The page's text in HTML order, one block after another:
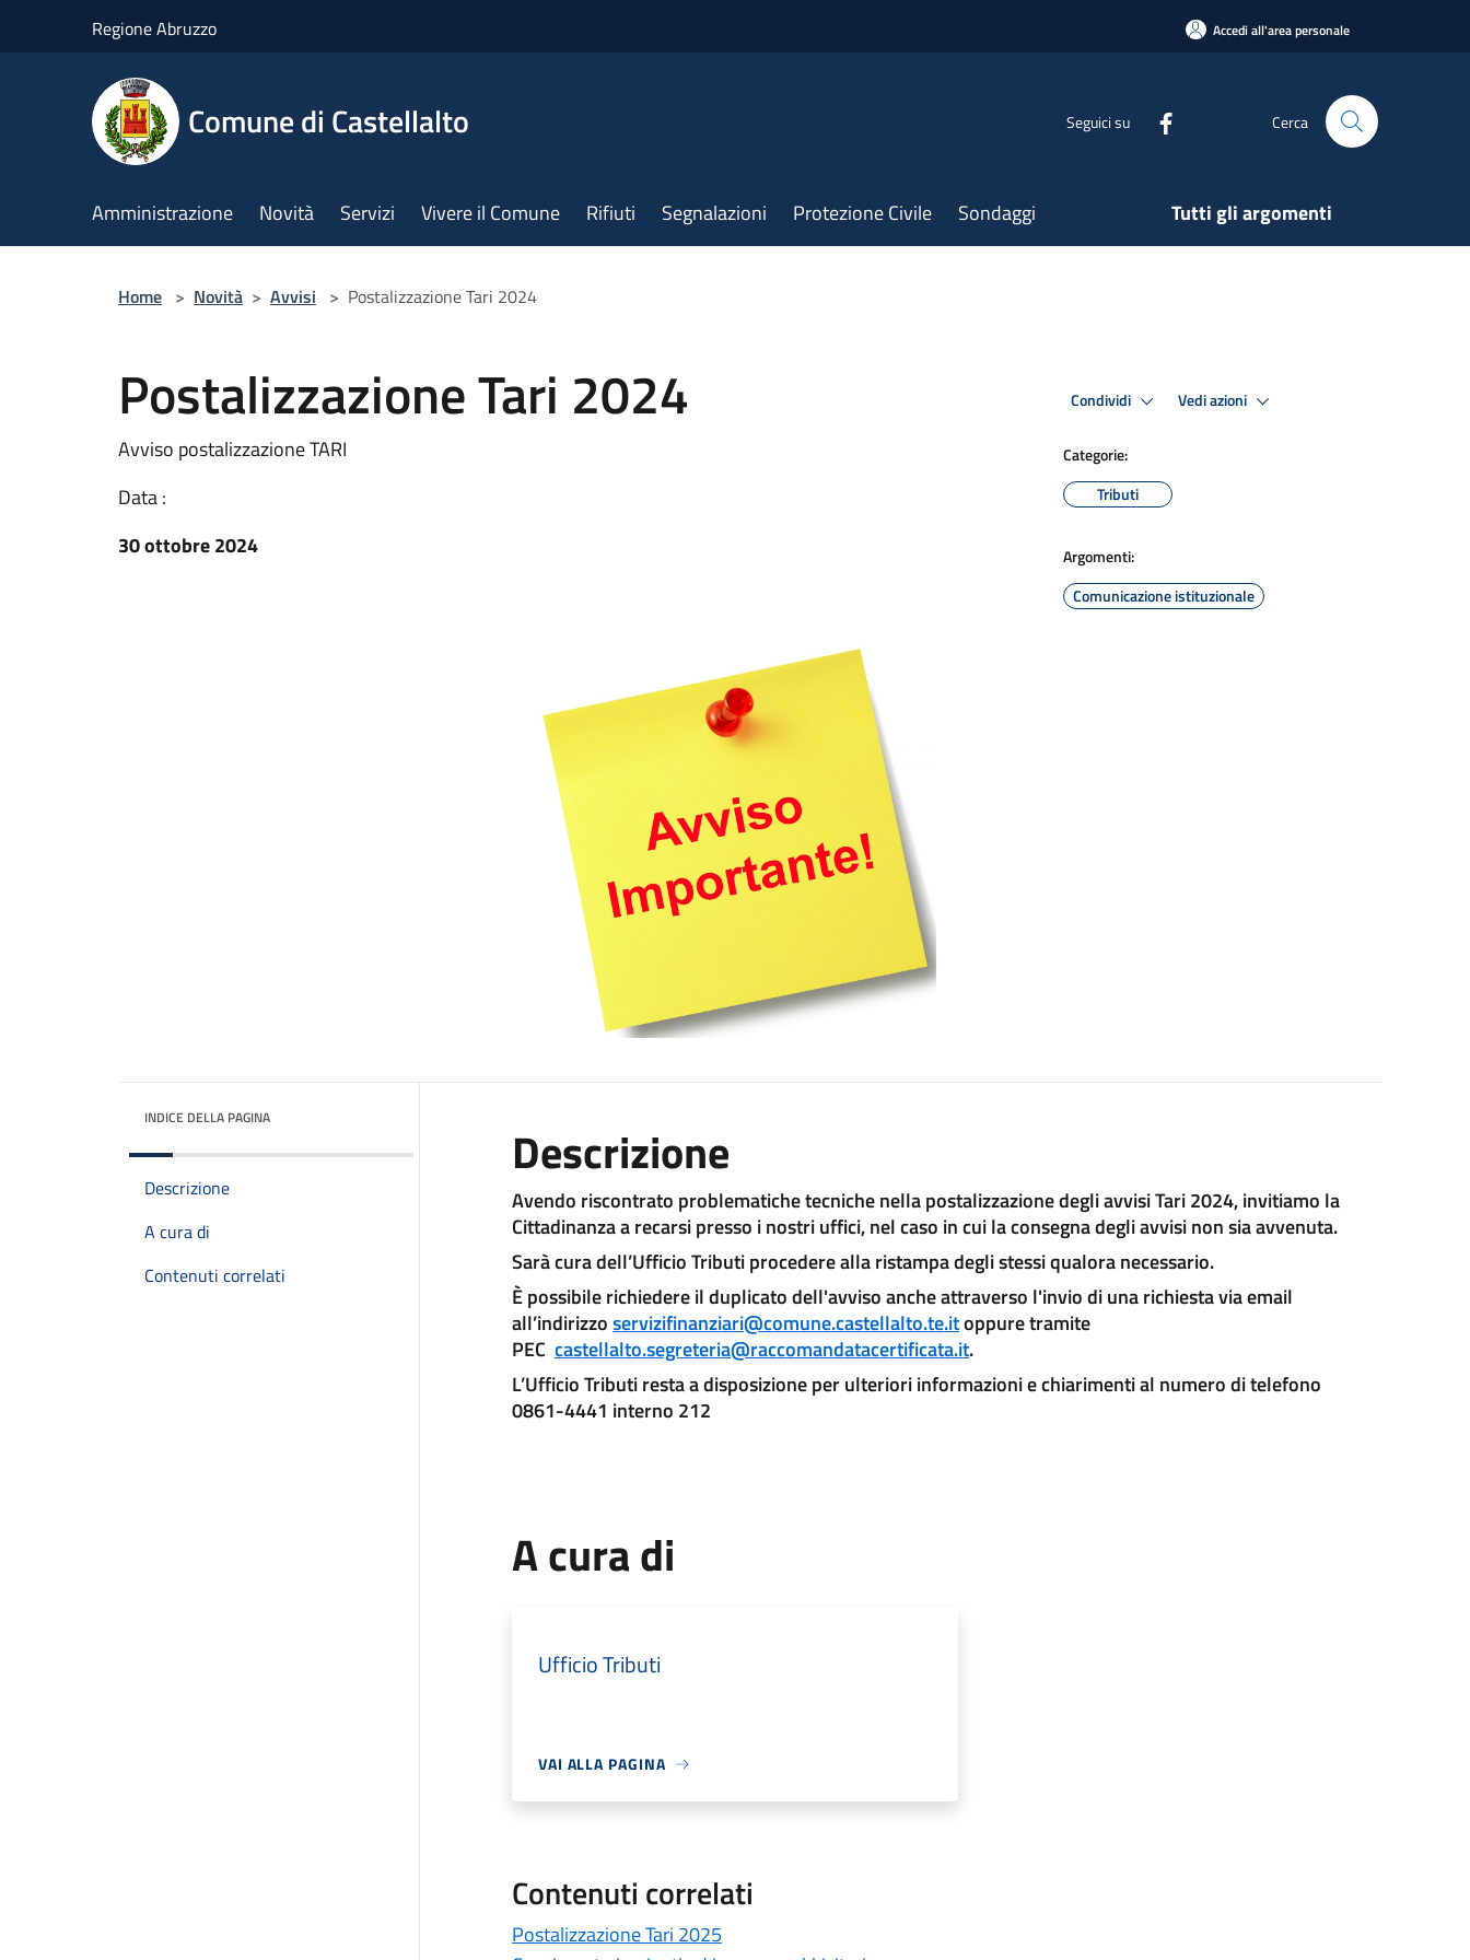
Regione Abruzzo Accedi all'area personale
Comune di Castellalto Seguici su Cerca
Amministrazione Novità Servizi Vivere il Comune Rifiuti Segnalazioni Protezione Civile Sondaggi Tutti gli argomenti
Home > Novità > Avvisi > Postalizzazione Tari 2024
Postalizzazione Tari 2024
Avviso postalizzazione TARI
Data :
30 ottobre 2024
Condividi Vedi azioni
Categorie:
Tributi
Argomenti:
Comunicazione istituzionale
INDICE DELLA PAGINA
Descrizione
A cura di
Contenuti correlati
Descrizione
Avendo riscontrato problematiche tecniche nella postalizzazione degli avvisi Tari 2024, invitiamo la
Cittadinanza a recarsi presso i nostri uffici, nel caso in cui la consegna degli avvisi non sia avvenuta.
Sarà cura dell’Ufficio Tributi procedere alla ristampa degli stessi qualora necessario.
È possibile richiedere il duplicato dell'avviso anche attraverso l'invio di una richiesta via email
all’indirizzoservizifinanziari@comune.castellalto.te.itoppure tramite
PEC castellalto.segreteria@raccomandatacertificata.it.
L’Ufficio Tributi resta a disposizione per ulteriori informazioni e chiarimenti al numero di telefono
0861-4441 interno 212
A cura di
Ufficio Tributi
VAI ALLA PAGINA
Contenuti correlati
Postalizzazione Tari 2025